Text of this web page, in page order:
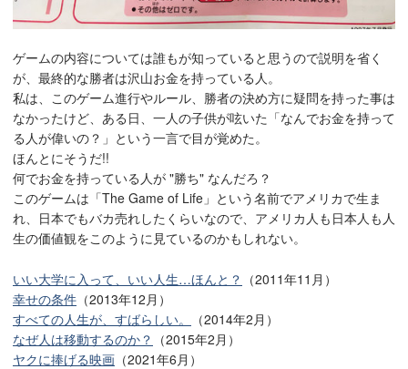
ゲームの内容については誰もが知っていると思うので説明を省く
が、最終的な勝者は沢山お金を持っている人。
私は、このゲーム進行やルール、勝者の決め方に疑問を持った事は
なかったけど、ある日、一人の子供が呟いた「なんでお金を持って
る人が偉いの？」という一言で目が覚めた。
ほんとにそうだ!!
何でお金を持っている人が "勝ち" なんだろ？
このゲームは「The Game of Life」という名前でアメリカで生ま
れ、日本でもバカ売れしたくらいなので、アメリカ人も日本人も人
生の価値観をこのように見ているのかもしれない。
いい大学に入って、いい人生…ほんと？ （2011年11月）
幸せの条件 （2013年12月）
すべての人生が、すばらしい。
（2014年2月）
なぜ人は移動するのか？ （2015年2月）
ヤクに捧げる映画 （2021年6月）